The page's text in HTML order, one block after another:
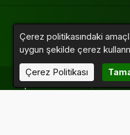
Yazarlar Videolar
Sporumuz.com © 2011 -
Çerez politikasındaki
uygun şekilde çerez
Çerez Politikası